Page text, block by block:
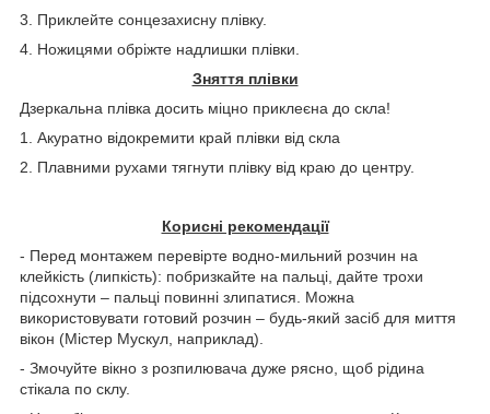
3. Приклейте сонцезахисну плівку.
4. Ножицями обріжте надлишки плівки.
Зняття плівки
Дзеркальна плівка досить міцно приклеєна до скла!
1. Акуратно відокремити край плівки від скла
2. Плавними рухами тягнути плівку від краю до центру.
Корисні рекомендації
- Перед монтажем перевірте водно-мильний розчин на
клейкість (липкість): побризкайте на пальці, дайте трохи
підсохнути – пальці повинні злипатися. Можна
використовувати готовий розчин – будь-який засіб для миття
вікон (Містер Мускул, наприклад).
- Змочуйте вікно з розпилювача дуже рясно, щоб рідина
стікала по склу.